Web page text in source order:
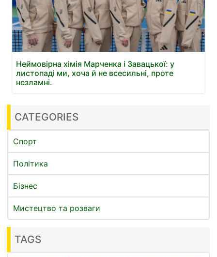
Неймовірна хімія Марченка і Завацької: у
листопаді ми, хоча й не всесильні, проте
незламні.
CATEGORIES
Спорт
Політика
Бізнес
Мистецтво та розваги
TAGS